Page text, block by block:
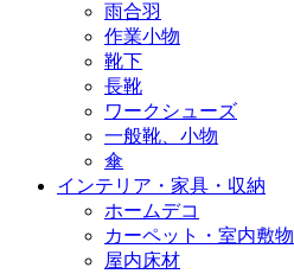
雨合羽
作業小物
靴下
長靴
ワークシューズ
一般靴、小物
傘
インテリア・家具・収納
ホームデコ
カーペット・室内敷物
屋内床材